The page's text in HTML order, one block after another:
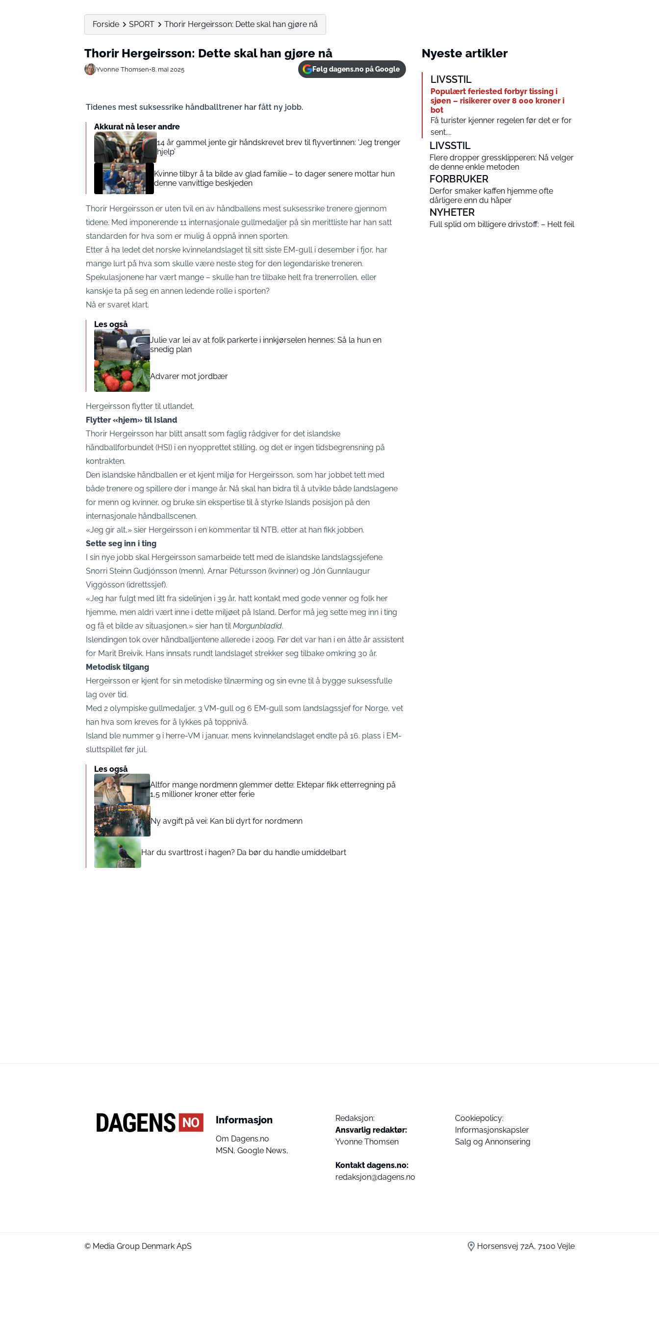
Forside SPORT Thorir Hergeirsson: Dette skal han gjøre nå
Thorir Hergeirsson: Dette skal han gjøre nå
Yvonne Thomsen•8. mai 2025 Følg dagens.no på Google
Tidenes mest suksessrike håndballtrener har fått ny jobb.
Akkurat nå leser andre
14 år gammel jente gir håndskrevet brev til flyvertinnen: ‘Jeg trenger
hjelp’
Kvinne tilbyr å ta bilde av glad familie – to dager senere mottar hun
denne vanvittige beskjeden
Thorir Hergeirsson er uten tvil en av håndballens mest suksessrike trenere gjennom
tidene. Med imponerende 11 internasjonale gullmedaljer på sin merittliste har han satt
standarden for hva som er mulig å oppnå innen sporten.
Etter å ha ledet det norske kvinnelandslaget til sitt siste EM-gull i desember i fjor, har
mange lurt på hva som skulle være neste steg for den legendariske treneren.
Spekulasjonene har vært mange – skulle han tre tilbake helt fra trenerrollen, eller
kanskje ta på seg en annen ledende rolle i sporten?
Nå er svaret klart.
Les også
Julie var lei av at folk parkerte i innkjørselen hennes: Så la hun en
snedig plan
Advarer mot jordbær
Hergeirsson flytter til utlandet.
Flytter «hjem» til Island
Thorir Hergeirsson har blitt ansatt som faglig rådgiver for det islandske
håndballforbundet (HSI) i en nyopprettet stilling, og det er ingen tidsbegrensning på
kontrakten.
Den islandske håndballen er et kjent miljø for Hergeirsson, som har jobbet tett med
både trenere og spillere der i mange år. Nå skal han bidra til å utvikle både landslagene
for menn og kvinner, og bruke sin ekspertise til å styrke Islands posisjon på den
internasjonale håndballscenen.
«Jeg gir alt,» sier Hergeirsson i en kommentar til NTB, etter at han fikk jobben.
Sette seg inn i ting
I sin nye jobb skal Hergeirsson samarbeide tett med de islandske landslagssjefene
Snorri Steinn Gudjónsson (menn), Arnar Pétursson (kvinner) og Jón Gunnlaugur
Viggósson (idrettssjef).
«Jeg har fulgt med litt fra sidelinjen i 39 år, hatt kontakt med gode venner og folk her
hjemme, men aldri vært inne i dette miljøet på Island. Derfor må jeg sette meg inn i ting
og få et bilde av situasjonen,» sier han tilMorgunbladid.
Islendingen tok over håndballjentene allerede i 2009. Før det var han i en åtte år assistent
for Marit Breivik. Hans innsats rundt landslaget strekker seg tilbake omkring 30 år.
Metodisk tilgang
Hergeirsson er kjent for sin metodiske tilnærming og sin evne til å bygge suksessfulle
lag over tid.
Med 2 olympiske gullmedaljer, 3 VM-gull og 6 EM-gull som landslagssjef for Norge, vet
han hva som kreves for å lykkes på toppnivå.
Island ble nummer 9 i herre-VM i januar, mens kvinnelandslaget endte på 16. plass i EM-
sluttspillet før jul.
Les også
Altfor mange nordmenn glemmer dette: Ektepar fikk etterregning på
1,5 millioner kroner etter ferie
Ny avgift på vei: Kan bli dyrt for nordmenn
Har du svarttrost i hagen? Da bør du handle umiddelbart
Nyeste artikler
LIVSSTIL
Populært feriested forbyr tissing i
sjøen – risikerer over 8 000 kroner i
bot
Få turister kjenner regelen før det er for
sent....
LIVSSTIL
Flere dropper gressklipperen: Nå velger
de denne enkle metoden
FORBRUKER
Derfor smaker kaffen hjemme ofte
dårligere enn du håper
NYHETER
Full splid om billigere drivstoff: – Helt feil
Informasjon
Om Dagens.no
MSN, Google News,
Redaksjon:
Ansvarlig redaktør:
Yvonne Thomsen
Kontakt dagens.no:
redaksjon@dagens.no
Cookiepolicy:
Informasjonskapsler
Salg og Annonsering
© Media Group Denmark ApS Horsensvej 72A, 7100 Vejle